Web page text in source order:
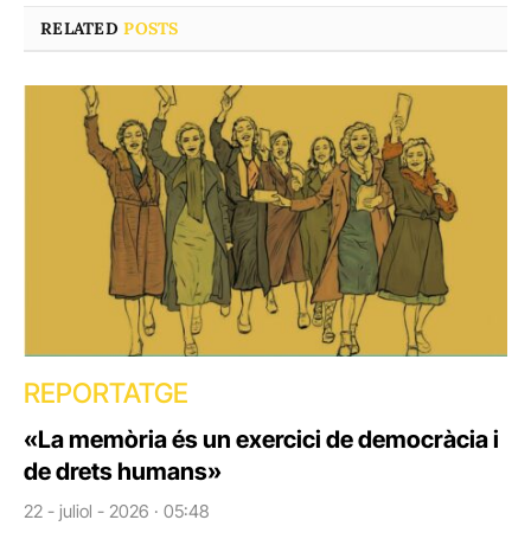
RELATEDPOSTS
REPORTATGE
«La memòria és un exercici de democràcia i
de drets humans»
22 - juliol - 2026 · 05:48